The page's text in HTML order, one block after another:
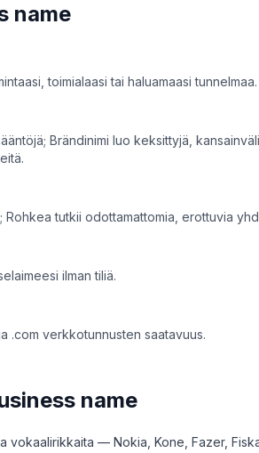
name
toimialaasi tai haluamaasi tunnelmaa.
Brändinimi luo keksittyjä,
tutkii odottamattomia, erottuvia
ilman tiliä.
.com verkkotunnusten saatavuus.
name
vokaalirikkaita — Nokia, Kone, Fazer,